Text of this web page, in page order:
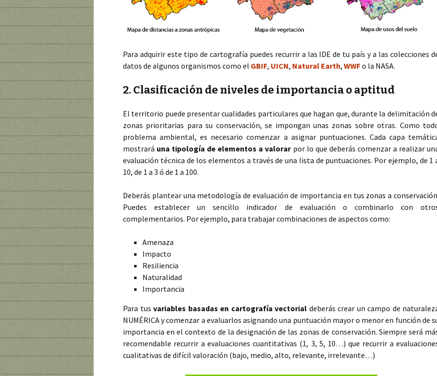
Para adquirir este tipo de cartografía puedes recurrir a las IDE de tu país y a las colecciones
datos de algunos organismos como el GBIF, UICN, Natural Earth, WWFo la NASA.
2. Clasificación de niveles de importancia o aptitud
El territorio puede presentar cualidades particulares que hagan que, durante la delimitación
zonas prioritarias para su conservación, se impongan unas zonas sobre otras. Como
problema ambiental, es necesario comenzar a asignar puntuaciones. Cada capa
mostrará una tipología de elementos a valorarpor lo que deberás comenzar a realizar
evaluación técnica de los elementos a través de una lista de puntuaciones. Por ejemplo, de 1
10, de 1 a 3 ó de 1 a 100.
Deberás plantear una metodología de evaluación de importancia en tus zonas a
Puedes establecer un sencillo indicador de evaluación o combinarlo con
complementarios. Por ejemplo, para trabajar combinaciones de aspectos como:
Amenaza
Impacto
Resiliencia
Naturalidad
Importancia
Para tus variables basadas en cartografía vectorial deberás crear un campo de
NUMÉRICA y comenzar a evaluarlos asignando una puntuación mayor o menor en función de
importancia en el contexto de la designación de las zonas de conservación. Siempre será
recomendable recurrir a evaluaciones cuantitativas (1, 3, 5, 10…) que recurrir a
cualitativas de difícil valoración (bajo, medio, alto, relevante, irrelevante…)